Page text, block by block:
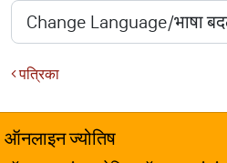
पत्रिका
ऑनलाइन ज्योतिष